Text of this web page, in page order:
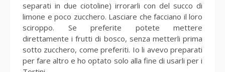
separati in due ciotoline) irrorarli con del succo di
limone e poco zucchero. Lasciare che facciano il loro
sciroppo. Se preferite potete mettere
direttamente i frutti di bosco, senza metterli prima
sotto zucchero, come preferiti. Io li avevo preparati
per fare altro e ho optato solo alla fine di usarli per i